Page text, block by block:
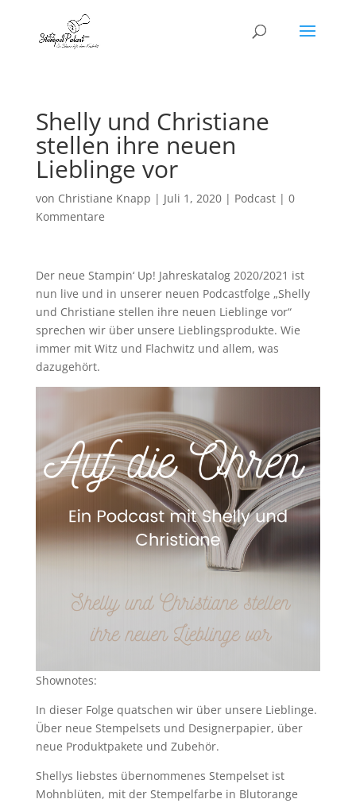
Shelly und Christiane
stellen ihre neuen
Lieblinge vor
von Christiane Knapp | Juli 1, 2020| Podcast| 0
Kommentare
Der neue Stampin‘ Up! Jahreskatalog 2020/2021 ist
nun live und in unserer neuen Podcastfolge „Shelly
und Christiane stellen ihre neuen Lieblinge vor“
sprechen wir über unsere Lieblingsprodukte. Wie
immer mit Witz und Flachwitz und allem, was
dazugehört.
Shownotes:
In dieser Folge quatschen wir über unsere Lieblinge.
Über neue Stempelsets und Designerpapier, über
neue Produktpakete und Zubehör.
Shellys liebstes übernommenes Stempelset ist
Mohnblüten, mit der Stempelfarbe in Blutorange